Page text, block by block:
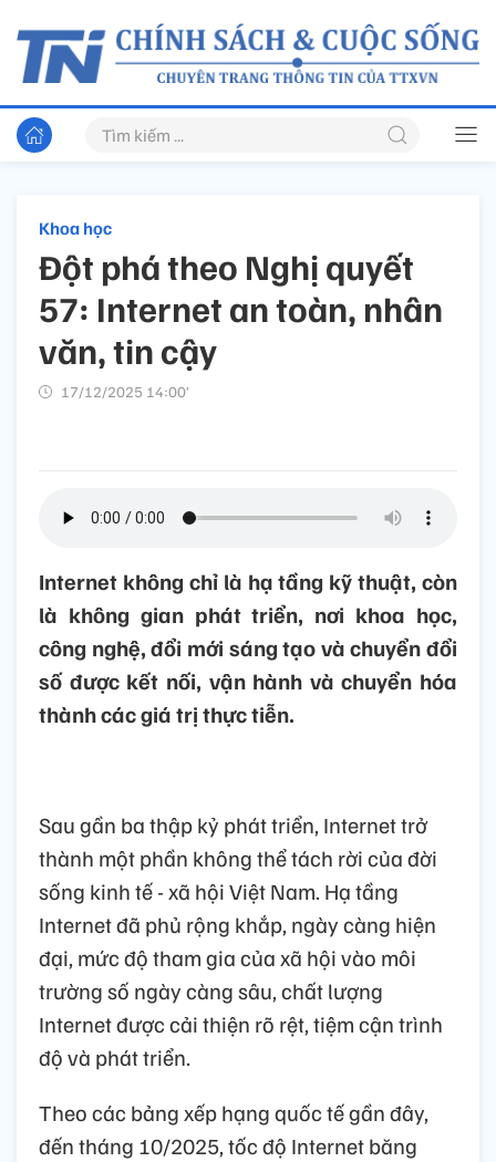
Khoa học
Đột phá theo Nghị quyết
57: Internet an toàn, nhân
văn, tin cậy
17/12/2025 14:00’
Internet không chỉ là hạ tầng kỹ thuật, còn
là không gian phát triển, nơi khoa học,
công nghệ, đổi mới sáng tạo và chuyển đổi
số được kết nối, vận hành và chuyển hóa
thành các giá trị thực tiễn.
Sau gần ba thập kỷ phát triển, Internet trở
thành một phần không thể tách rời của đời
sống kinh tế - xã hội Việt Nam. Hạ tầng
Internet đã phủ rộng khắp, ngày càng hiện
đại, mức độ tham gia của xã hội vào môi
trường số ngày càng sâu, chất lượng
Internet được cải thiện rõ rệt, tiệm cận trình
độ và phát triển.
Theo các bảng xếp hạng quốc tế gần đây,
đến tháng 10/2025, tốc độ Internet băng